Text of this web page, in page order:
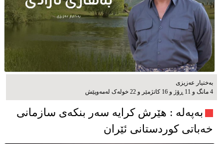
بەختیار عەزیزی
4 مانگ و 11 ڕۆژ و 16 کاتژمێر و 22 خوله‌ک له‌مه‌وپێش‌
به‌په‌له‌ : هێرش کرایە سەر بنکەی سازمانی
خەباتی کوردستانی ئێران